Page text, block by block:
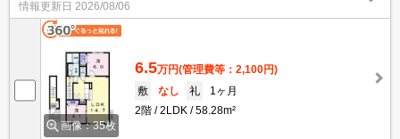
情報更新日 2026/08/06
画像：35枚
6.5万円(管理費等：2,100円)
敷
なし 礼
1ヶ月
2階
2LDK 58.28m²